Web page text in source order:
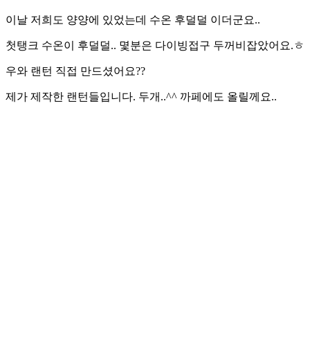
이날 저희도 양양에 있었는데 수온 후덜덜 이더군요..
첫탱크 수온이 후덜덜.. 몇분은 다이빙접구 두꺼비잡았어요.ㅎ
우와 랜턴 직접 만드셨어요??
제가 제작한 랜턴들입니다. 두개..^^ 까페에도 올릴께요..